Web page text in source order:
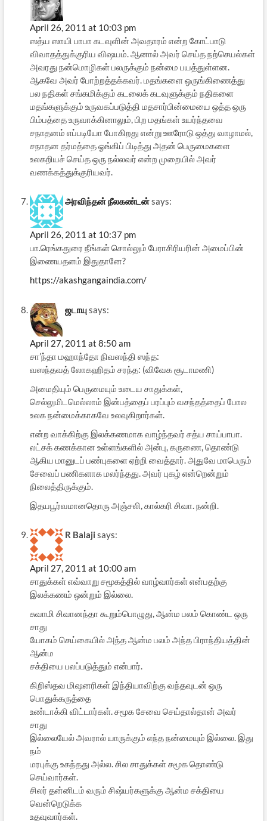
April 26, 2011 at 10:03 pm
ஸத்ய ஸாயி பாபா கடவுளின் அவதாரம் என்ற கோட்பாடு
விவாதத்துக்குரிய விஷயம். ஆனால் அவர் செய்த நற்செயல்கள்
அவரது நன்மொழிகள் பலருக்கும் நன்மை பயத்துள்ளன.
ஆகவே அவர் போற்றத்தக்கவர். மதங்களை ஒருங்கிணைத்து
பல நதிகள் சங்கமிக்கும் கடலைக் கடவுளுக்கும் நதிகளை
மதங்களுக்கும் உருவகப்படுத்தி மதசார்பின்மையை ஒத்த ஒரு
பிம்பத்தை உருவாக்கினாலும், பிற மதங்கள் உயர்ந்தவை
சநாதனம் எப்படியோ போகிறது என்று ஊரோடு ஒத்து வாழாமல்,
சநாதன தர்மத்தை ஓங்கிப் பிடித்து அதன் பெருமைகளை
உலகறியச் செய்த ஒரு நல்லவர் என்ற முறையில் அவர்
வணக்கத்துக்குரியவர்.
அரவிந்தன் நீலகண்டன்says:
April 26, 2011 at 10:37 pm
பா.ரெங்கதுரை நீங்கள் சொல்லும் பேராசிரியரின் அமைப்பின்
இணையதளம் இதுதானே?
https://akashgangaindia.com/
ஜடாயுsays:
April 27, 2011 at 8:50 am
சா’ந்தா மஹாந்தோ நிவஸந்தி ஸந்த:
வஸந்தவத் லோகஹிதம் சரந்த: (விவேக சூடாமணி)
அமைதியும் பெருமையும் உடைய சாதுக்கள்,
செல்லுமிடமெல்லாம் இன்பத்தைப் பரப்பும் வசந்தத்தைப் போல
உலக நன்மைக்காகவே உலவுகிறார்கள்.
என்ற வாக்கிற்கு இலக்கணமாக வாழ்ந்தவர் சத்ய சாய்பாபா.
லட்சக் கணக்கான உள்ளங்களில் அன்பு, கருணை, தொண்டு
ஆகிய மானுடப் பண்புகளை ஏற்றி வைத்தார். அதுவே மாபெரும்
சேவைப் பணிகளாக மலர்ந்தது. அவர் புகழ் என்றென்றும்
நிலைத்திருக்கும்.
இதயபூர்வமானதொரு அஞ்சலி, கால்கரி சிவா. நன்றி.
R Balaji says:
April 27, 2011 at 10:00 am
சாதுக்கள் எவ்வாறு சமூகத்தில் வாழ்வார்கள் என்பதற்கு
இலக்கணம் ஒன்றும் இல்லை.
சுவாமி சிவானந்தா கூறும்பொழுது, ஆன்ம பலம் கொண்ட ஒரு
சாது
யோகம் செய்கையில் அந்த ஆன்ம பலம் அந்த பிராந்தியத்தின்
ஆன்ம
சக்தியை பலப்படுத்தும் என்பார்.
கிறிஸ்தவ மிஷனரிகள் இந்தியாவிற்கு வந்தவுடன் ஒரு
பொதுக்கருத்தை
உண்டாக்கி விட்டார்கள். சமூக சேவை செய்தால்தான் அவர்
சாது
இல்லையேல் அவரால் யாருக்கும் எந்த நன்மையும் இல்லை. இது
நம்
மரபுக்கு உகந்தது அல்ல. சில சாதுக்கள் சமூக தொண்டு
செய்வார்கள்.
சிலர் தன்னிடம் வரும் சிஷ்யர்களுக்கு ஆன்ம சக்தியை
வென்றெடுக்க
உதவுவார்கள்.